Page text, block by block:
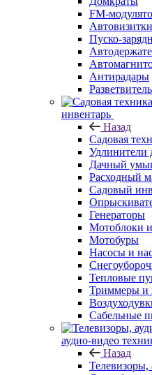
FM-
Автовизитки
Пуско-
Антирадары
Разветвитель
инвентарь
Назад
Садовая
Удлинители
Дачный
Расходный
Садовый
Генераторы
Мотоблоки
Мотобуры
Насосы и
Тепловые
Триммеры и
Сабельные
аудио-видео
Назад
Телевизоры,